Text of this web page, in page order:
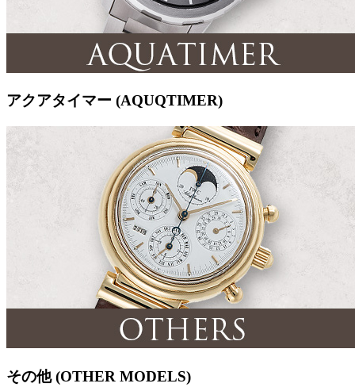
アクアタイマー (AQUQTIMER)
その他 (OTHER MODELS)